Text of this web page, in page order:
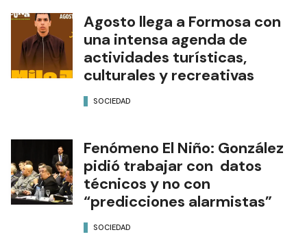
Agosto llega a Formosa con
una intensa agenda de
actividades turísticas,
culturales y recreativas
SOCIEDAD
Fenómeno El Niño: González
pidió trabajar con datos
técnicos y no con
“predicciones alarmistas”
SOCIEDAD